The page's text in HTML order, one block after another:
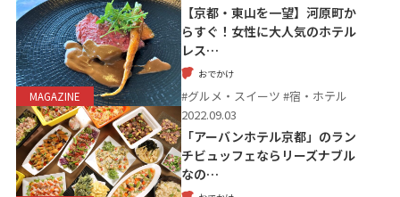
MAGAZINE
【京都・東山を一望】河原町か
らすぐ！女性に大人気のホテル
レス…
おでかけ
#グルメ・スイーツ #宿・ホテル
2022.09.03
「アーバンホテル京都」のラン
チビュッフェならリーズナブル
なの…